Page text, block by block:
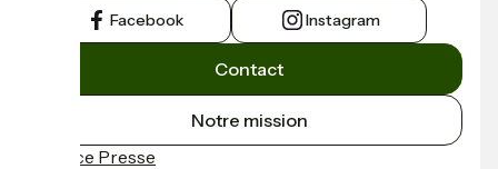
Facebook Instagram
Contact
Notre mission
Espace Presse